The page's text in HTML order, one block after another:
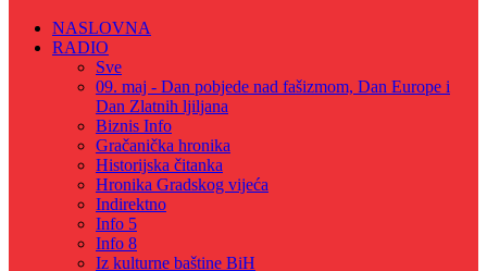
NASLOVNA
RADIO
Sve
09. maj - Dan pobjede nad fašizmom, Dan Europe i
Dan Zlatnih ljiljana
Biznis Info
Gračanička hronika
Historijska čitanka
Hronika Gradskog vijeća
Indirektno
Info 5
Info 8
Iz kulturne baštine BiH